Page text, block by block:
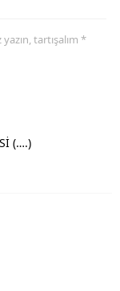
tartışalım *
HATIRALARLA TÜRK MUSİKİSİ (….)